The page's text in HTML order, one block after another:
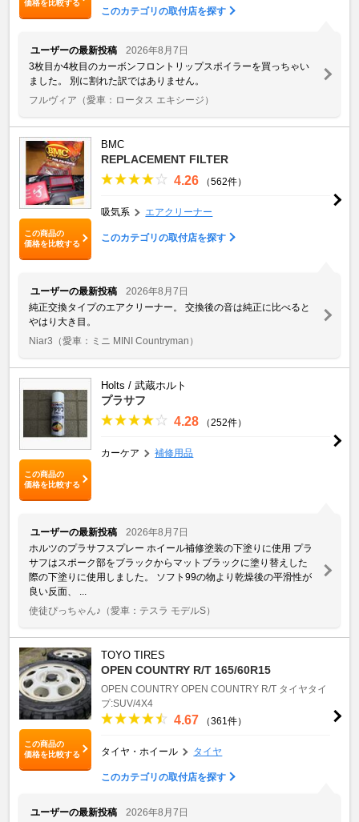
価格を比較する
このカテゴリの取付店を探す
ユーザーの最新投稿
2026年8月7日
3枚目か4枚目のカーボンフロントリップスポイラーを買っちゃい
ました。 別に割れた訳ではありません。
フルヴィア （愛車：ロータス エキシージ）
この商品の
価格を比較する
BMC
REPLACEMENT FILTER
4.26 （562件）
吸気系 エアクリーナー
このカテゴリの取付店を探す
ユーザーの最新投稿
2026年8月7日
純正交換タイプのエアクリーナー。 交換後の音は純正に比べると
やはり大き目。
Niar3 （愛車：ミニ MINI Countryman）
この商品の
価格を比較する
Holts / 武蔵ホルト
プラサフ
4.28 （252件）
カーケア 補修用品
ユーザーの最新投稿
2026年8月7日
ホルツのプラサフスプレー ホイール補修塗装の下塗りに使用 プラ
サフはスポーク部をブラックからマットブラックに塗り替えした
際の下塗りに使用しました。 ソフト99の物より乾燥後の平滑性が
良い反面、 ...
使徒ぴっちゃん♪ （愛車：テスラ モデルS）
この商品の
価格を比較する
TOYO TIRES
OPEN COUNTRY R/T 165/60R15
OPEN COUNTRY OPEN COUNTRY R/T タイヤタイ
プ:SUV/4X4
4.67 （361件）
タイヤ・ホイール タイヤ
このカテゴリの取付店を探す
ユーザーの最新投稿
2026年8月7日